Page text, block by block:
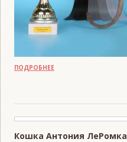
ПОДРОБНЕЕ
Кошка Антония ЛеРомка